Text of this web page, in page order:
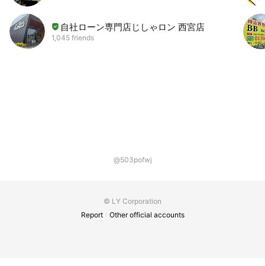
自社ローン専門店じしゃロン 西宮店
1,045 friends
@503pofwj
© LY Corporation
Report
Other official accounts